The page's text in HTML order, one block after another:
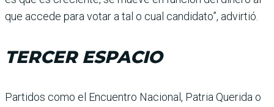
que accede para votar a tal o cual can­didato”, advirtió.
TERCER ESPACIO
Partidos como el Encuentro Nacional, Patria Querida o